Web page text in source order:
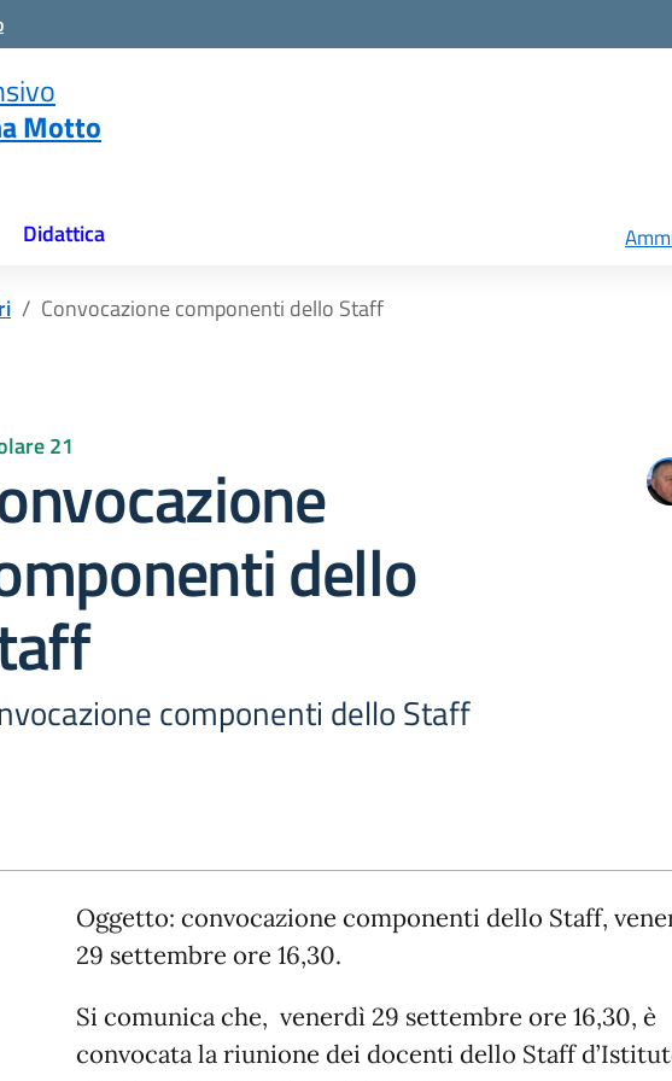
Motto
Didattica
Convocazione componenti dello Staff
21
dello
componenti dello Staff
Oggetto: convocazione componenti dello Staff,
29 settembre ore 16,30.
Si comunica che, venerdì 29 settembre ore 16,30, è
convocata la riunione dei docenti dello Staff